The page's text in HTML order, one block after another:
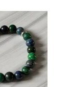
20.50 €
à
28.50 €